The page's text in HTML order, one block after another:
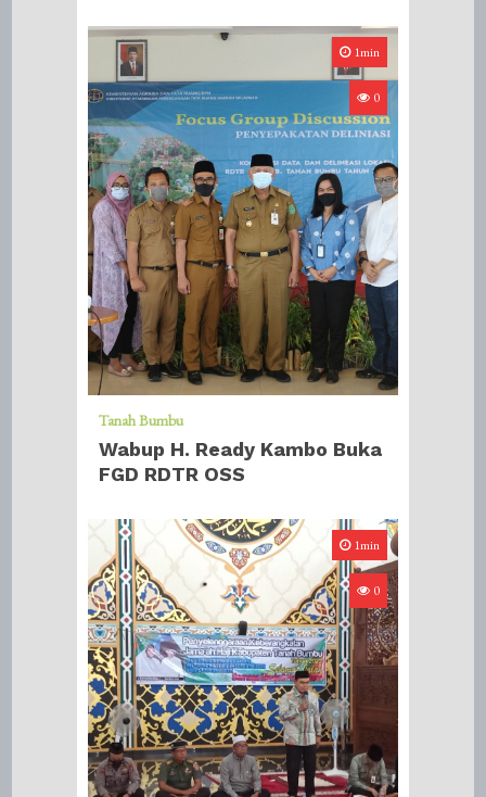
1min
0
Tanah Bumbu
Wabup H. Ready Kambo Buka
FGD RDTR OSS
1min
0